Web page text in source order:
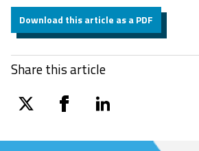
Download this article as a PDF
Share this article
twitter facebooklinkedin